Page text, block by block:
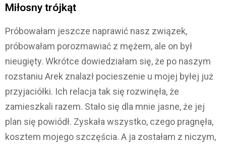
Miłosny trójkąt
Próbowałam jeszcze naprawić nasz związek,
próbowałam porozmawiać z mężem, ale on był
nieugięty. Wkrótce dowiedziałam się, że po naszym
rozstaniu Arek znalazł pocieszenie u mojej byłej już
przyjaciółki. Ich relacja tak się rozwinęła, że
zamieszkali razem. Stało się dla mnie jasne, że jej
plan się powiódł. Zyskała wszystko, czego pragnęła,
kosztem mojego szczęścia. A ja zostałam z niczym,